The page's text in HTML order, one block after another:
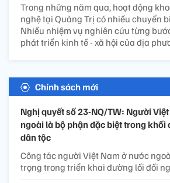
Trong những năm qua, hoạt động
nghệ tại Quảng Trị có nhiều chuyển
Nhiều nhiệm vụ nghiên cứu từng
phát triển kinh tế - xã hội của địa
Chính sách mới
Nghị quyết số 23-NQ/TW: Người
ngoài là bộ phận đặc biệt trong khối
dân tộc
Công tác người Việt Nam ở nước
trọng trong triển khai đường lối đối